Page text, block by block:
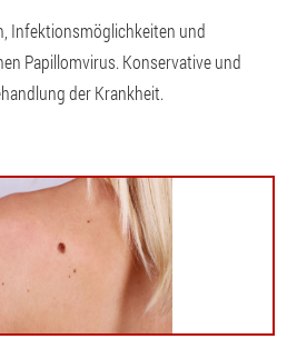
Infektionsmöglichkeiten und
Papillomvirus. Konservative und
der Krankheit.